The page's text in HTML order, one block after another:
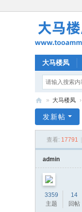
大马楼凤
马
» 大马楼凤 ›
发新帖
查看: 17791
admin
3359
主题
14
回帖